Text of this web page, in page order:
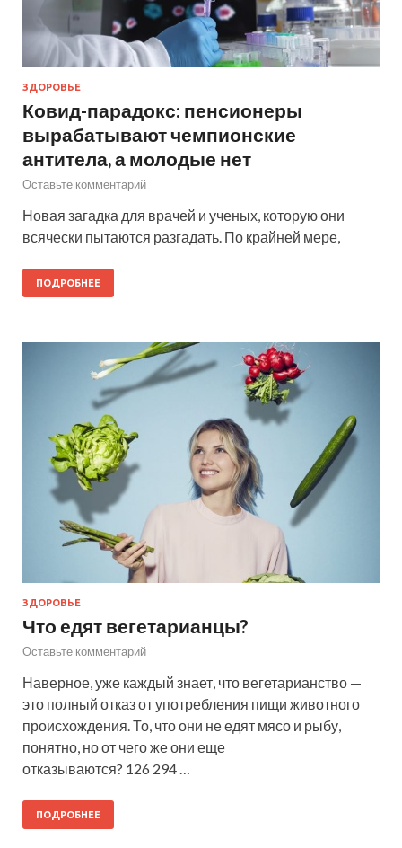
ЗДОРОВЬЕ
Ковид-парадокс: пенсионеры
вырабатывают чемпионские
антитела, а молодые нет
Оставьте комментарий
Новая загадка для врачей и ученых, которую они
всячески пытаются разгадать. По крайней мере,
ПОДРОБНЕЕ
ЗДОРОВЬЕ
Что едят вегетарианцы?
Оставьте комментарий
Наверное, уже каждый знает, что вегетарианство —
это полный отказ от употребления пищи животного
происхождения. То, что они не едят мясо и рыбу,
понятно, но от чего же они еще
отказываются? 126 294 …
ПОДРОБНЕЕ